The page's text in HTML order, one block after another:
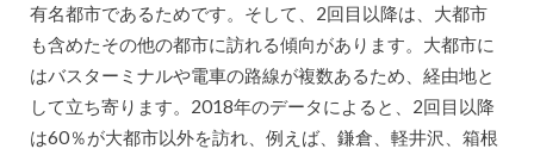
有名都市であるためです。そして、2回目以降は、大都市
も含めたその他の都市に訪れる傾向があります。大都市に
はバスターミナルや電車の路線が複数あるため、経由地と
して立ち寄ります。2018年のデータによると、2回目以降
は60％が大都市以外を訪れ、例えば、鎌倉、軽井沢、箱根